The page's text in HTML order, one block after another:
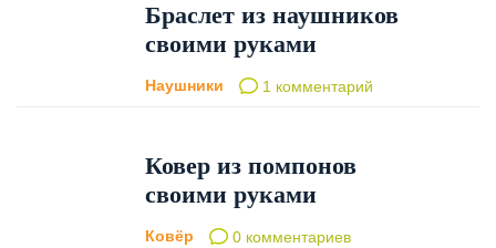
Браслет из наушников
своими руками
Наушники 1 комментарий
Ковер из помпонов
своими руками
Ковёр 0 комментариев